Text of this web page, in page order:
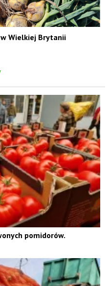
Wielkiej Brytanii
pomidorów.